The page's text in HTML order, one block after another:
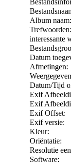
Album naam:
Trefwoorden:
interessante
Datum
Afmetingen:
Datum/Tijd
Exif
Exif
Exif Offset:
Exif versie:
Kleur:
Oriëntatie:
Resolutie
Software: